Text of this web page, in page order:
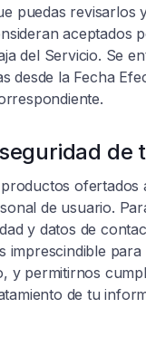
puedas revisarlos
aceptados
del Servicio. Se
desde la Fecha
de
de usuario.
y datos de
imprescindible
y permitirnos
de tu